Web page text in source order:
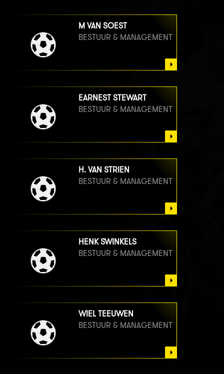
M VAN SOEST
BESTUUR & MANAGEMENT
EARNEST STEWART
BESTUUR & MANAGEMENT
H. VAN STRIEN
BESTUUR & MANAGEMENT
HENK SWINKELS
BESTUUR & MANAGEMENT
WIEL TEEUWEN
BESTUUR & MANAGEMENT